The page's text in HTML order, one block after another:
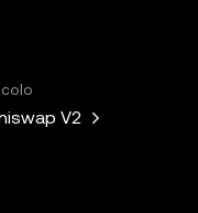
V2